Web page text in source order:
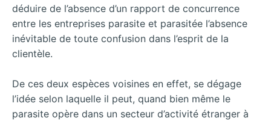
déduire de l’absence d’un rapport de concurrence
entre les entreprises parasite et parasitée l’absence
inévitable de toute confusion dans l’esprit de la
clientèle.
De ces deux espèces voisines en effet, se dégage
l’idée selon laquelle il peut, quand bien même le
parasite opère dans un secteur d’activité étranger à